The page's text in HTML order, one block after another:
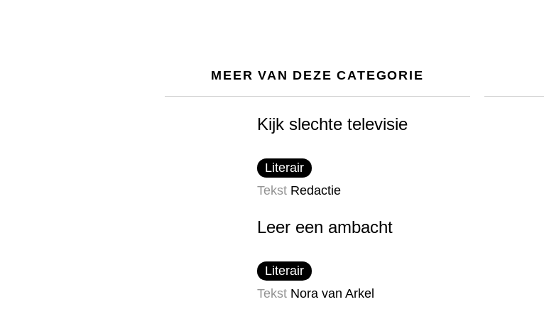
MEER VAN DEZE CATEGORIE
Kijk slechte televisie
Literair
Tekst Redactie
Leer een ambacht
Literair
Tekst Nora van Arkel